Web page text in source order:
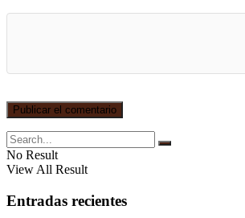
No Result
View All Result
Entradas recientes